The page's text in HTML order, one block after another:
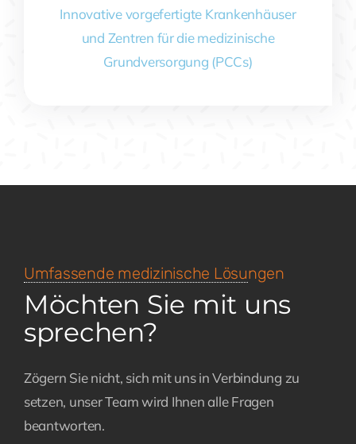
Innovative vorgefertigte Krankenhäuser
und Zentren für die medizinische
Grundversorgung (PCCs)
Umfassende medizinische Lösungen
Möchten Sie mit uns
sprechen?
Zögern Sie nicht, sich mit uns in Verbindung zu
setzen, unser Team wird Ihnen alle Fragen
beantworten.